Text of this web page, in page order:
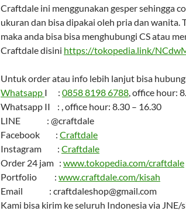
Craftdale ini menggunakan gesper sehingga
ukuran dan bisa dipakai oleh pria dan wanita.
maka anda bisa bisa menghubungi CS atau
Craftdale disini https://tokopedia.link/
Untuk order atau info lebih lanjut bisa
Whatsapp I : 0858 8198 6788, office hour:
Whatsapp II : , office hour: 8.30 – 16.30
LINE : @craftdale
Facebook : Craftdale
Instagram : Craftdale
Order 24 jam : www.tokopedia.com/craftdale
Portfolio : www.craftdale.com/kisah
Email : craftdaleshop@gmail.com
Kami bisa kirim ke seluruh Indonesia via JNE/